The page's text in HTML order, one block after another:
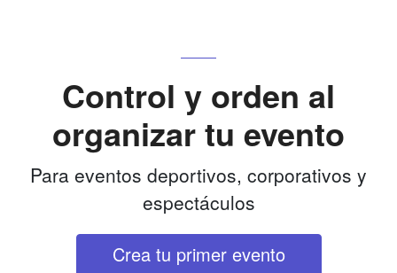
Control y orden al
organizar tu evento
Para eventos deportivos, corporativos y
espectáculos
Crea tu primer evento